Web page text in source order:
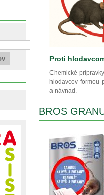
Proti
Chemické
hlodavcov formou
a návnad.
BROS